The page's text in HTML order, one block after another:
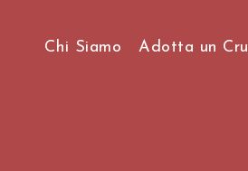
Chi Siamo Adotta un Cru